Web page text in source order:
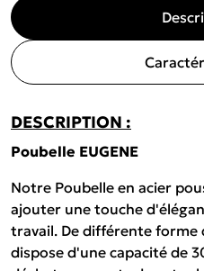
DESCRIPTION :
Poubelle EUGENE
Notre Poubelle en acier
ajouter une touche
travail. De différente
dispose d'une capacité de